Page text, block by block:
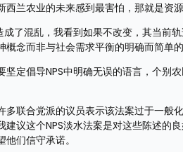
兰农业的未来感到最害怕，那就是资源
了混乱，我看到如果不改变，其当前
念而非与社会需求平衡的明确而简单的
定倡导NPS中明确无误的语言，个别
多联合党派的议员表示该法案过于一般
议这个NPS淡水法案是对这些陈述的
们信守承诺。